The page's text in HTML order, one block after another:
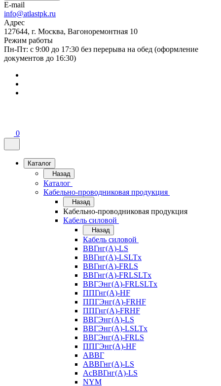
E-mail
info@atlastpk.ru
Адрес
127644, г. Москва, Вагоноремонтная 10
Режим работы
Пн-Пт: с 9:00 до 17:30 без перерыва на обед (оформление
документов до 16:30)
0
Каталог
Назад
Каталог
Кабельно-проводниковая продукция
Назад
Кабельно-проводниковая продукция
Кабель силовой
Назад
Кабель силовой
ВВГнг(А)-LS
ВВГнг(А)-LSLTx
ВВГнг(А)-FRLS
ВВГнг(А)-FRLSLTx
ВВГЭнг(А)-FRLSLTx
ППГнг(А)-HF
ППГЭнг(А)-FRHF
ППГнг(А)-FRHF
ВВГЭнг(А)-LS
ВВГЭнг(А)-LSLTx
ВВГЭнг(А)-FRLS
ППГЭнг(А)-HF
АВВГ
АВВГнг(А)-LS
АсВВГнг(А)-LS
NYM